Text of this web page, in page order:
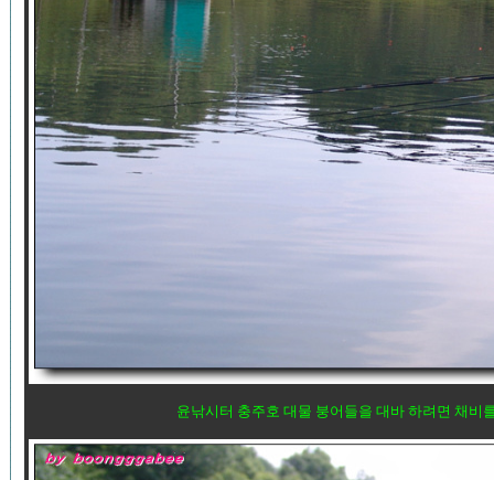
윤낚시터 충주호 대물 붕어들을 대바 하려면 채비